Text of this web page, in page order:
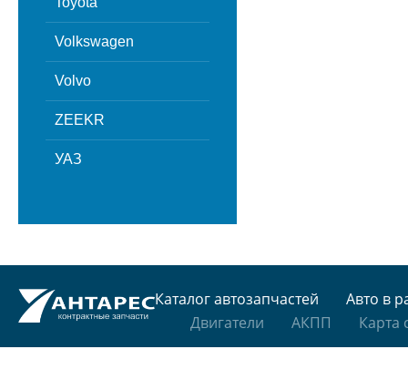
Volkswagen
Volvo
ZEEKR
УАЗ
Каталог автозапчастей
Авто в
Двигатели
АКПП Карта